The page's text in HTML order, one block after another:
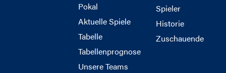
Pokal
Aktuelle Spiele
Tabelle
Tabellenprognose
Unsere Teams
Spieler
Historie
Zuschauende